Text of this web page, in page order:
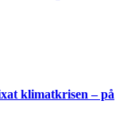
klimatkrisen – på